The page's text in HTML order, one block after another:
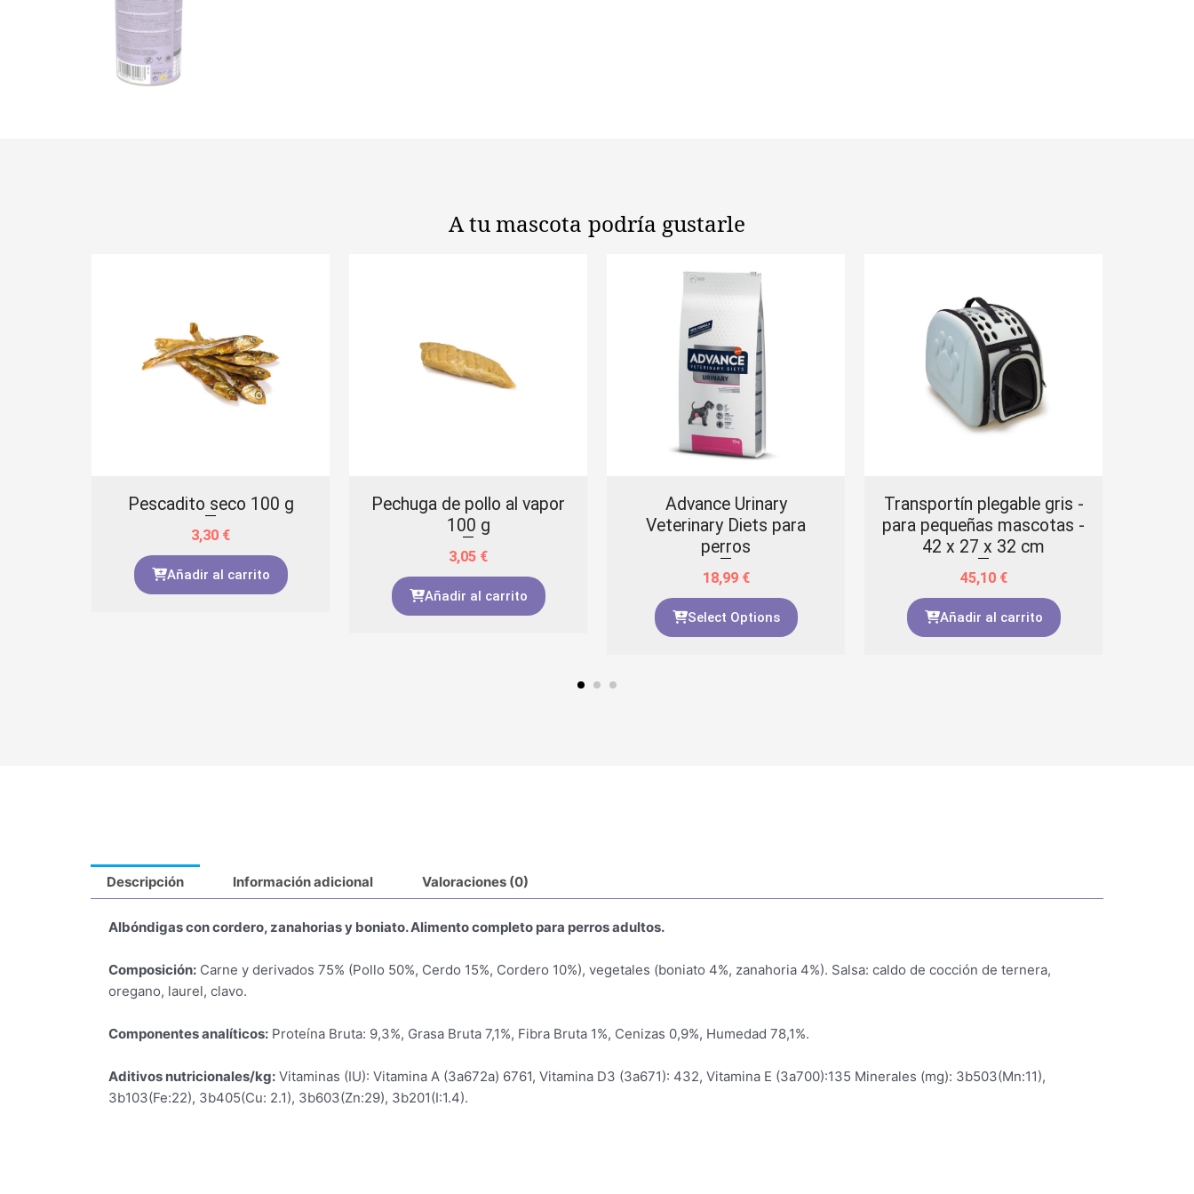
A tu mascota podría gustarle
Pescadito seco 100 g
3,30 €
Añadir al carrito
Pechuga de pollo al vapor
100 g
3,05 €
Añadir al carrito
Advance Urinary
Veterinary Diets para
perros
18,99 €
Select Options
Transportín plegable gris -
para pequeñas mascotas -
42 x 27 x 32 cm
45,10 €
Añadir al carrito
Descripción Información adicional Valoraciones (0)
Albóndigas con cordero, zanahorias y boniato. Alimento completo para perros adultos.
Composición: Carne y derivados 75% (Pollo 50%, Cerdo 15%, Cordero 10%), vegetales (boniato 4%, zanahoria 4%). Salsa: caldo de cocción de ternera,
oregano, laurel, clavo.
Componentes analíticos: Proteína Bruta: 9,3%, Grasa Bruta 7,1%, Fibra Bruta 1%, Cenizas 0,9%, Humedad 78,1%.
Aditivos nutricionales/kg: Vitaminas (IU): Vitamina A (3a672a) 6761, Vitamina D3 (3a671): 432, Vitamina E (3a700):135 Minerales (mg): 3b503(Mn:11),
3b103(Fe:22), 3b405(Cu: 2.1), 3b603(Zn:29), 3b201(I:1.4).